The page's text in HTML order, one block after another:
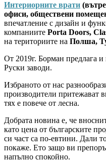
Интериорните врати
офиси, обществени
впечатление с дизайн и
компаниите Porta Doors,
на териториите на Полша,
От 2019г. Борман предлага
Руски заводи.
Избраното от нас
производители притежават
тях е повече от лесна.
Добрата новина е, че
като цена от българските
си част са по-евтини. Дали
покаже. Ето защо ви
напълно спокойно.